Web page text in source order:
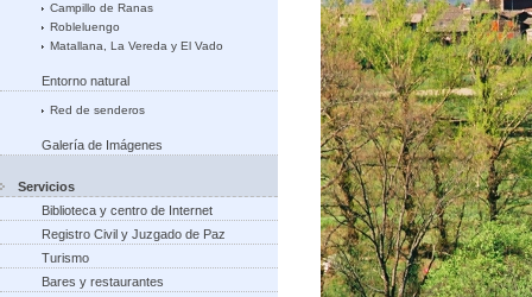
Campillo de Ranas
Robleluengo
Matallana, La Vereda y El Vado
Entorno natural
Red de senderos
Galería de Imágenes
Servicios
Biblioteca y centro de Internet
Registro Civil y Juzgado de Paz
Turismo
Bares y restaurantes